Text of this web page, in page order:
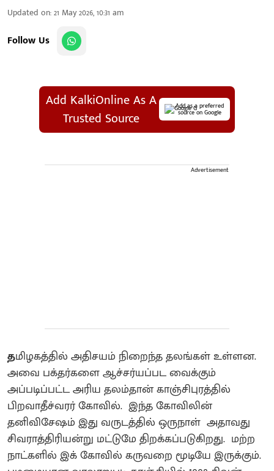
Updated on:21 May 2026, 10:31 am
Follow Us
Add KalkiOnline As A
Trusted Source
Add as a preferred
source on Google
Advertisement
தமிழகத்தில் அதிசயம் நிறைந்த தலங்கள் உள்ளன.
அவை பக்தர்களை ஆச்சர்யப்பட வைக்கும்
அப்படிப்பட்ட அரிய தலம்தான் காஞ்சிபுரத்தில்
பிறவாதீச்வரர் கோவில்.‌ இந்த கோவிலின்
தனிவிசேஷம் இது வருடத்தில் ஒருநாள் அதாவது
சிவராத்திரியன்று மட்டுமே திறக்கப்படுகிறது‌. மற்ற
நாட்களில் இக் கோவில் கருவறை மூடியே இருக்கும்.